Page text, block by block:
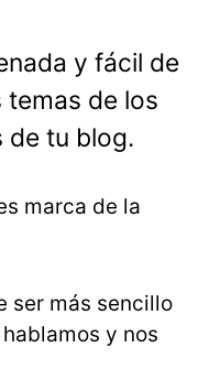
y fácil de
temas de los
de tu blog.
marca de la
ser más sencillo
y nos